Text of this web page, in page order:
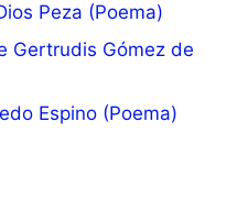
Peza (Poema)
Gertrudis Gómez de
Espino (Poema)